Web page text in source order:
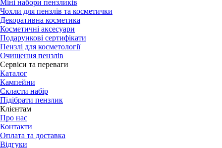
Міні набори пензликів
Чохли для пензлів та косметички
Декоративна косметика
Косметичні аксесуари
Подарункові сертифікати
Пензлі для косметології
Очищення пензлів
Сервіси та переваги
Каталог
Кампейни
Скласти набір
Підібрати пензлик
Клієнтам
Про нас
Контакти
Оплата та доставка
Відгуки